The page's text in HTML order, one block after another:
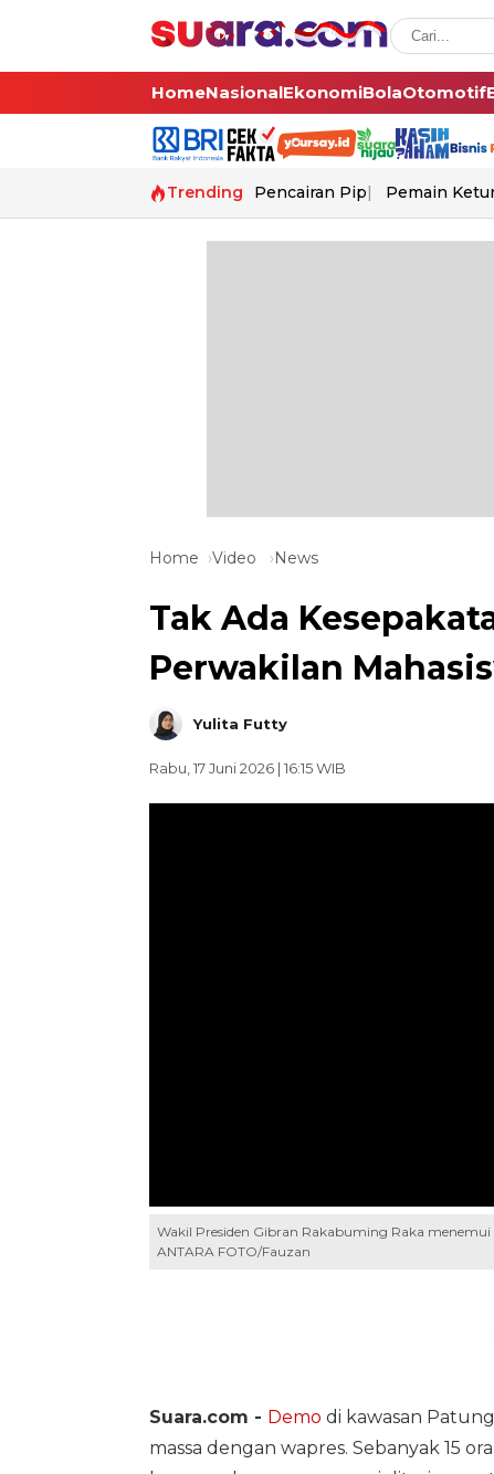
HomeNasionalEkonomiBolaOtomotif
Trending Pencairan Pip Pemain
Home Video News
Tak Ada
Perwakilan
Yulita Futty
Rabu, 17 Juni 2026 | 16:15 WIB
Wakil Presiden Gibran Rakabuming Raka menemui
ANTARA FOTO/Fauzan
Suara.com - Demo di kawasan
massa dengan wapres. Sebanyak 15